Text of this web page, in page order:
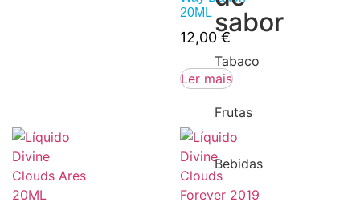
sabor
Tabaco
Frutas
Bebidas
20ML
12,00€
Ler mais